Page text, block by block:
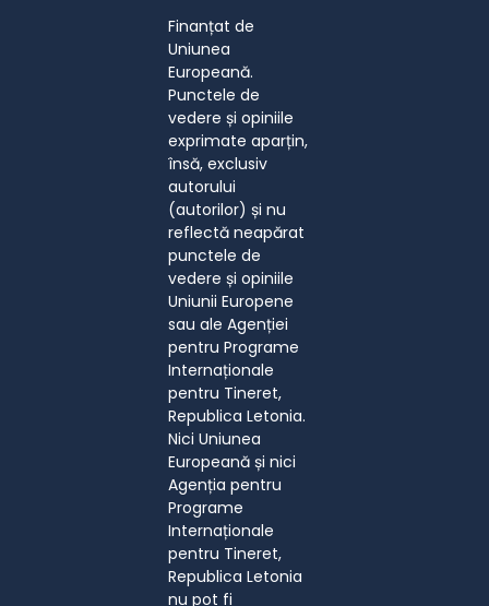
Finanțat de
Uniunea
Europeană.
Punctele de
vedere și opiniile
exprimate aparțin,
însă, exclusiv
autorului
(autorilor) și nu
reflectă neapărat
punctele de
vedere și opiniile
Uniunii Europene
sau ale Agenției
pentru Programe
Internaționale
pentru Tineret,
Republica Letonia.
Nici Uniunea
Europeană și nici
Agenția pentru
Programe
Internaționale
pentru Tineret,
Republica Letonia
nu pot fi